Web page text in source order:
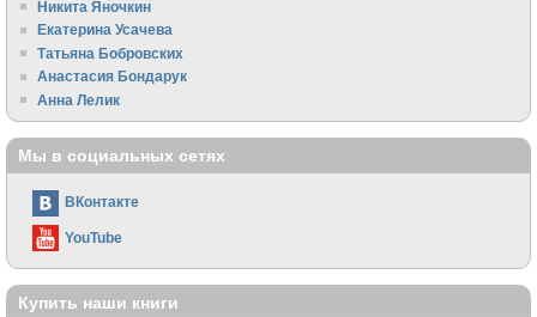
Никита Яночкин
Екатерина Усачева
Татьяна Бобровских
Анастасия Бондарук
Анна Лелик
Мы в социальных сетях
ВКонтакте
YouTube
Купить наши книги